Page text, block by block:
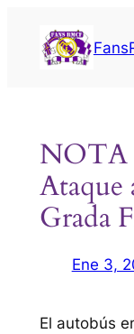
contenido
NOTA
Ataque
Grada
Ene 3,
El autobús